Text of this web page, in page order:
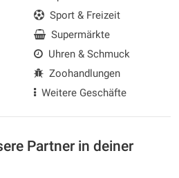
Sport & Freizeit
Supermärkte
Uhren & Schmuck
Zoohandlungen
Weitere Geschäfte
Partner in deiner